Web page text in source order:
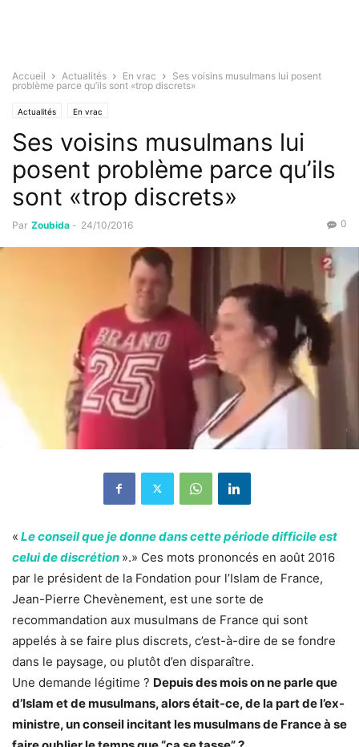
Accueil Actualités En vrac
Ses voisins musulmans lui posent
problème parce qu’ils sont «trop discrets»
Actualités En vrac
Ses voisins musulmans lui
posent problème parce qu’ils
sont «trop discrets»
Par Zoubida - 24/10/2016 0
« Le conseil que je donne dans cette période difficile est
celui de discrétion ».» Ces mots prononcés en août 2016
par le président de la Fondation pour l’Islam de France,
Jean-Pierre Chevènement, est une sorte de
recommandation aux musulmans de France qui sont
appelés à se faire plus discrets, c’est-à-dire de se fondre
dans le paysage, ou plutôt d’en disparaître.
Une demande légitime ? Depuis des mois on ne parle que
d’Islam et de musulmans, alors était-ce, de la part de l’ex-
ministre, un conseil incitant les musulmans de France à se